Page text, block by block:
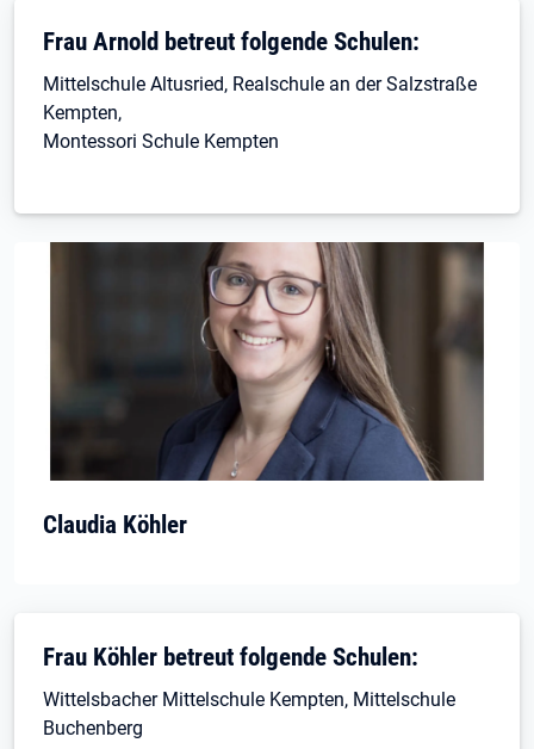
Frau Arnold betreut folgende Schulen:
Mittelschule Altusried, Realschule an der Salzstraße
Kempten,
Montessori Schule Kempten
Claudia Köhler
Frau Köhler betreut folgende Schulen:
Wittelsbacher Mittelschule Kempten, Mittelschule
Buchenberg